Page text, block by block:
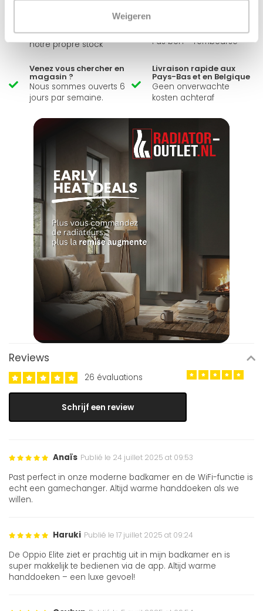
Weigeren
Livraison à partir de
notre propre stock
jours
Pas bon = remboursé
Venez vous chercher en
magasin ?
Nous sommes ouverts 6
jours par semaine.
Livraison rapide aux
Pays-Bas et en Belgique
Geen onverwachte
kosten achteraf
Reviews
26 évaluations
Schrijf een review
Anaïs Publié le 24 juillet 2025 at 09:53
Past perfect in onze moderne badkamer en de WiFi-functie is
echt een gamechanger. Altijd warme handdoeken als we
willen.
Haruki Publié le 17 juillet 2025 at 09:24
De Oppio Elite ziet er prachtig uit in mijn badkamer en is
super makkelijk te bedienen via de app. Altijd warme
handdoeken – een luxe gevoel!